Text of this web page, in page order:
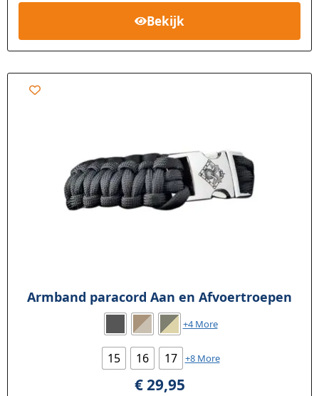
Bekijk
Armband paracord Aan en Afvoertroepen
+4 More
15 16 17 +8 More
€29,95